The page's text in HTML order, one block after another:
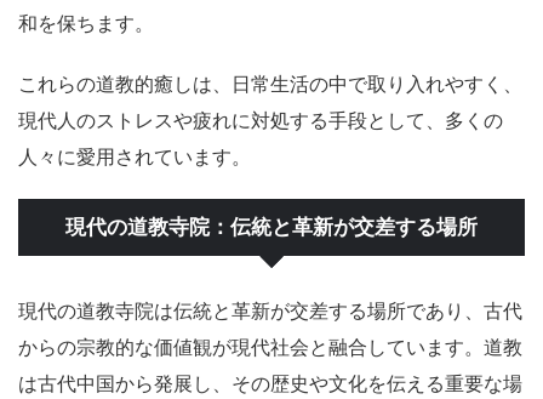
和を保ちます。
これらの道教的癒しは、日常生活の中で取り入れやすく、
現代人のストレスや疲れに対処する手段として、多くの
人々に愛用されています。
現代の道教寺院：伝統と革新が交差する場所
現代の道教寺院は伝統と革新が交差する場所であり、古代
からの宗教的な価値観が現代社会と融合しています。道教
は古代中国から発展し、その歴史や文化を伝える重要な場